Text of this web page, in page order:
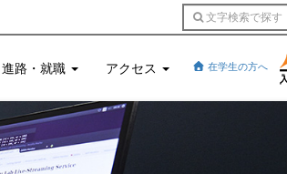
進路・就職 アクセス 在学生の方へ